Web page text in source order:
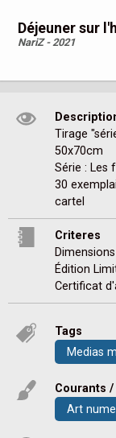
Déjeuner sur
NariZ - 2021
Tirage
50x70cm
Série : Les
30
cartel
Criteres
Édition
Certificat
Tags
Medias
Courants /
Art